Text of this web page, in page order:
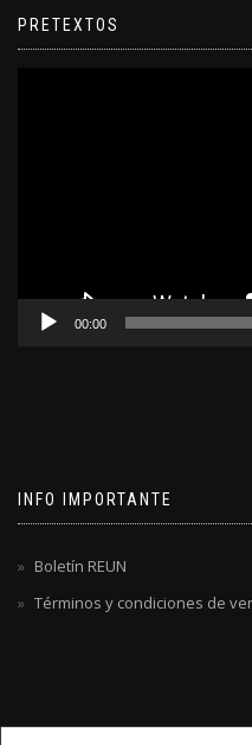
PRETEXTOS
00:00
INFO IMPORTANTE
Boletín REUN
Términos y condiciones de